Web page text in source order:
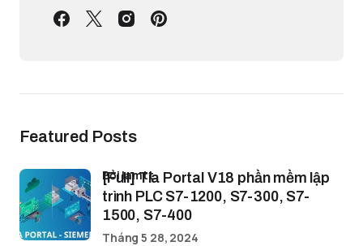
Featured Posts
[Full] Tia Portal V18 phần mềm lập
trình PLC S7-1200, S7-300, S7-
1500, S7-400
bởi lamtt
Tháng 5 28, 2024